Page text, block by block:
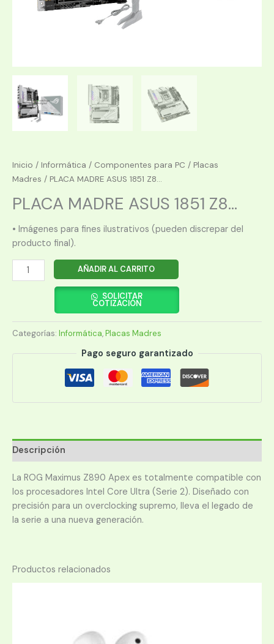
Inicio / Informática / Componentes para PC / Placas
Madres / PLACA MADRE ASUS 1851 Z8...
PLACA MADRE ASUS 1851 Z8...
• Imágenes para fines ilustrativos (pueden discrepar del
producto final).
PLACA
MADRE
Z890
APEX
cantidad
AÑADIR AL CARRITO
SOLICITAR
COTIZACIÓN
Categorías: Informática,Placas Madres
Pago seguro garantizado
Descripción
La ROG Maximus Z890 Apex es totalmente compatible con
los procesadores Intel Core Ultra (Serie 2). Diseñado con
precisión para un overclocking supremo, lleva el legado de
la serie a una nueva generación.
Productos relacionados